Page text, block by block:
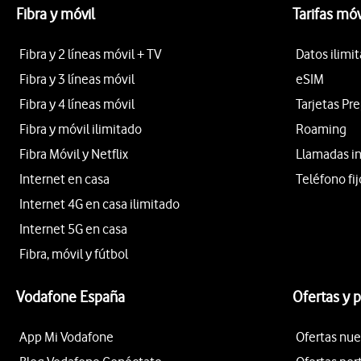
Fibra y móvil
Fibra y 2 líneas móvil + TV
Fibra y 3 líneas móvil
Fibra y 4 líneas móvil
Fibra y móvil ilimitado
Fibra Móvil y Netflix
Internet en casa
Internet 4G en casa ilimitado
Internet 5G en casa
Fibra, móvil y fútbol
Tarifas
Datos
eSIM
Tarjetas
Roaming
Llamadas
Teléfono
Vodafone España
App Mi Vodafone
Ofertas y
Ofertas